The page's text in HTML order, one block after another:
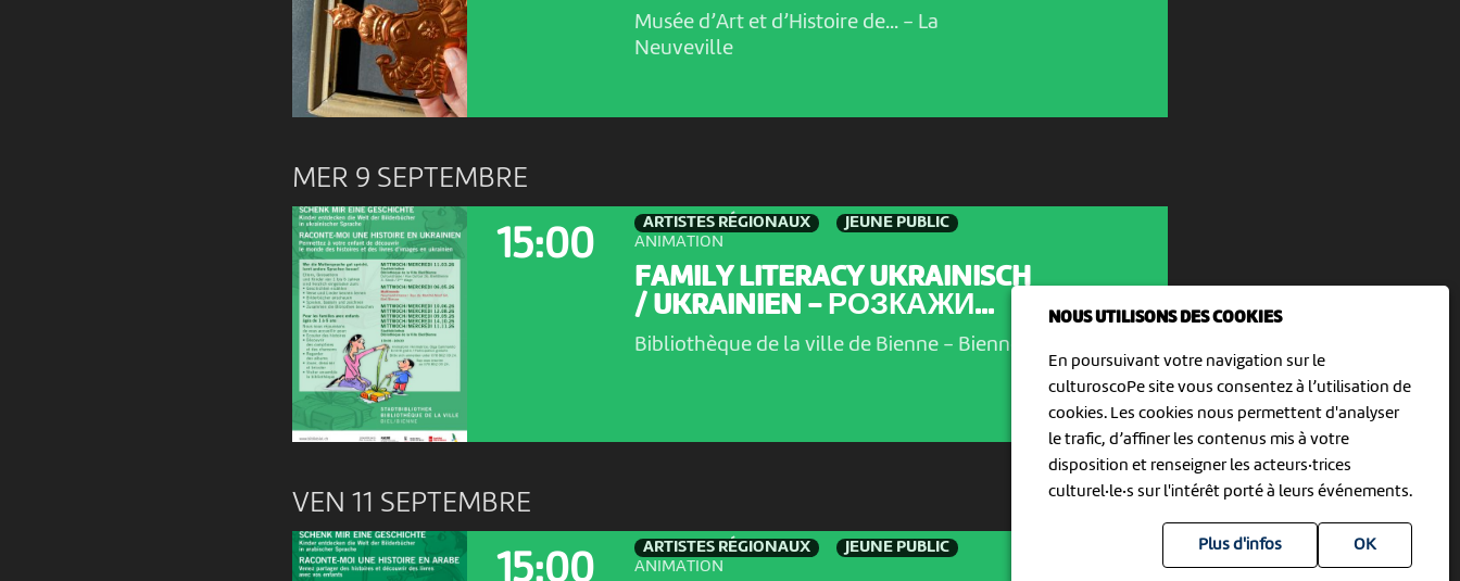
NOUS UTILISONS DES COOKIES
En poursuivant votre navigation sur le
culturoscoPe site vous consentez à l’utilisation de
cookies. Les cookies nous permettent d'analyser
le trafic, d’affiner les contenus mis à votre
disposition et renseigner les acteurs·trices
culturel·le·s sur l'intérêt porté à leurs événements.
Plus d'infos
Musée d’Art et d’Histoire de... - La
Neuveville
MER 9 SEPTEMBRE
15:00
ARTISTES RÉGIONAUX
JEUNE PUBLIC
ANIMATION
FAMILY LITERACY UKRAINISCH
/ UKRAINIEN - РОЗКАЖИ...
Bibliothèque de la ville de Bienne - Bienne
VEN 11 SEPTEMBRE
15:00
ARTISTES RÉGIONAUX
JEUNE PUBLIC
ANIMATION